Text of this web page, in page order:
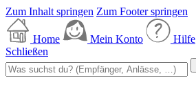
Zum Inhalt springen Zum Footer springen
Home Mein Konto Hilfe
Schließen